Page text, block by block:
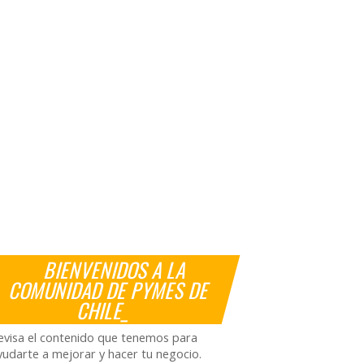
BIENVENIDOS A LA
COMUNIDAD DE PYMES DE
CHILE_
el contenido que tenemos para
a mejorar y hacer tu negocio.